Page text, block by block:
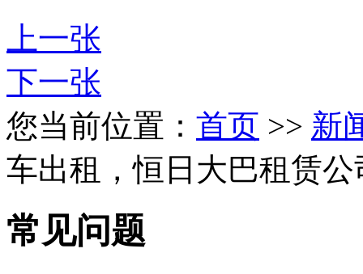
上一张
下一张
您当前位置： 首页 >> 新
车出租，恒日大巴租赁
常见问题